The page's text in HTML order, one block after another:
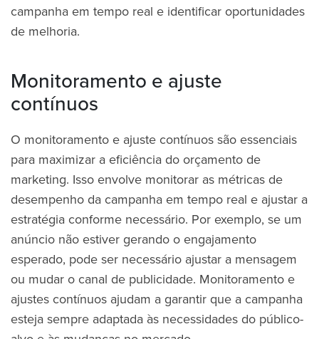
campanha em tempo real e identificar oportunidades
de melhoria.
Monitoramento e ajuste
contínuos
O monitoramento e ajuste contínuos são essenciais
para maximizar a eficiência do orçamento de
marketing. Isso envolve monitorar as métricas de
desempenho da campanha em tempo real e ajustar a
estratégia conforme necessário. Por exemplo, se um
anúncio não estiver gerando o engajamento
esperado, pode ser necessário ajustar a mensagem
ou mudar o canal de publicidade. Monitoramento e
ajustes contínuos ajudam a garantir que a campanha
esteja sempre adaptada às necessidades do público-